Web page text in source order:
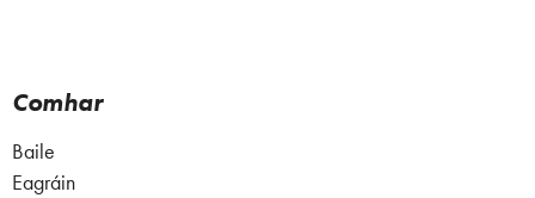
Comhar
Baile
Eagráin